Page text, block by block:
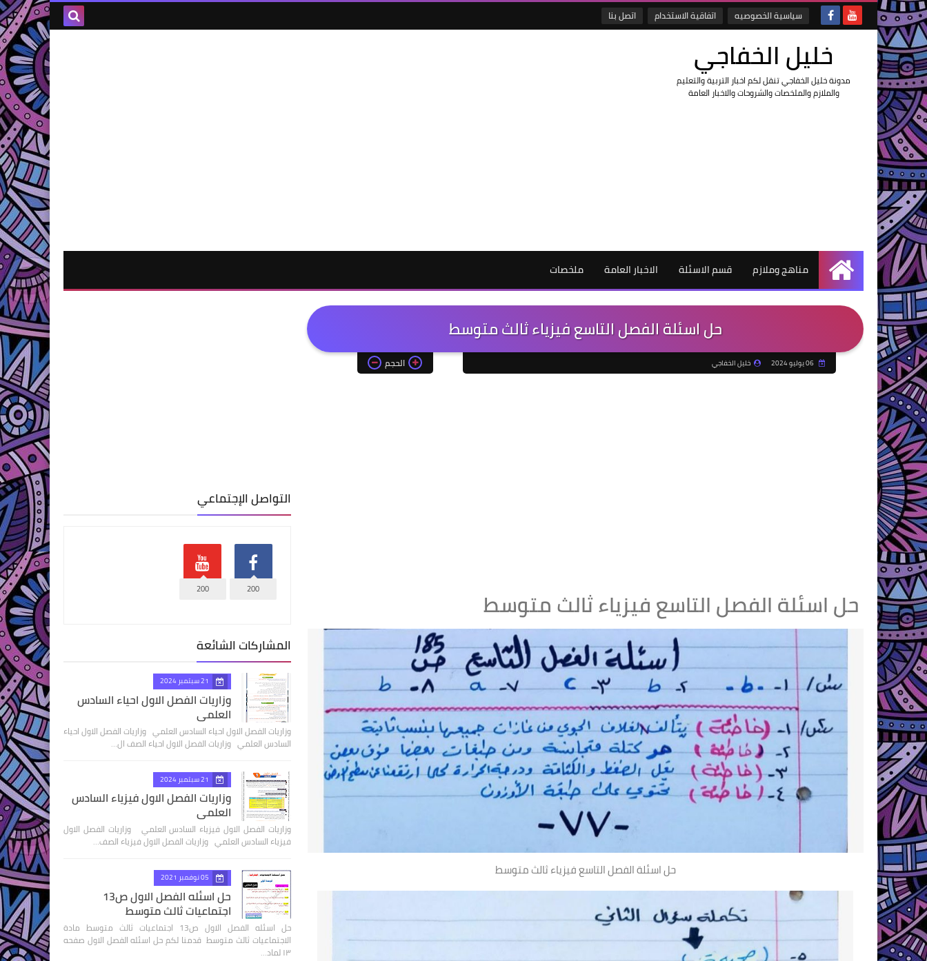
سياسية الخصوصيه اتفاقية الاستخدام اتصل بنا
خليل الخفاجي
مدونة خليل الخفاجي تنقل لكم اخبار التربية والتعليم
والملازم والملخصات والشروحات والاخبار العامة
الرئيسية
مناهج وملازم قسم الاسئلة الاخبار العامة ملخصات
حل اسئلة الفصل التاسع فيزياء ثالث متوسط
خليل الخفاجي الحجم
حل اسئلة الفصل التاسع فيزياء ثالث متوسط
حل اسئلة الفصل التاسع فيزياء ثالث متوسط
التواصل الإجتماعي
200
200
المشاركات الشائعة
21 سبتمبر 2024
وزاريات الفصل الاول احياء السادس
العلمي
وزاريات الفصل الاول احياء السادس العلمي وزاريات الفصل الاول احياء
السادس العلمي وزاريات الفصل الاول احياء الصف ال…
21 سبتمبر 2024
وزاريات الفصل الاول فيزياء السادس
العلمي
وزاريات الفصل الاول فيزياء السادس العلمي وزاريات الفصل الاول
فيزياء السادس العلمي وزاريات الفصل الاول فيزياء الصف…
05 نوفمبر 2021
حل اسئله الفصل الاول ص13
اجتماعيات ثالث متوسط
حل اسئله الفصل الاول ص13 اجتماعيات ثالث متوسط مادة
الاجتماعيات ثالث متوسط قدمنا لكم حل اسئله الفصل الاول صفحه
١٣ لماد…